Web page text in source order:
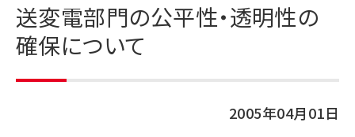
送変電部門の公平性・透明性の
確保について
2005年04月01日